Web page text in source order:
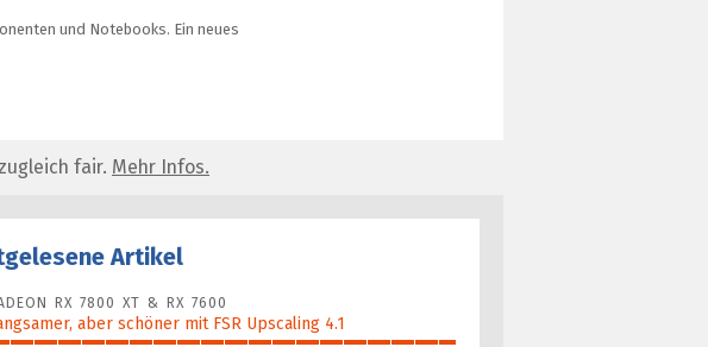
und Notebooks. Ein neues
fair. Mehr Infos.
Artikel
RX 7800 XT & RX 7600
aber schöner mit FSR Upscaling 4.1